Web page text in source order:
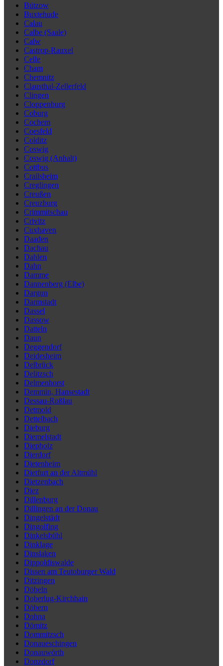
Bützow
Buxtehude
Calau
Calbe (Saale)
Calw
Castrop-Rauxel
Celle
Cham
Chemnitz
Clausthal-Zellerfeld
Clingen
Cloppenburg
Coburg
Cochem
Coesfeld
Colditz
Coswig
Coswig (Anhalt)
Cottbus
Crailsheim
Creglingen
Creußen
Creuzburg
Crimmitschau
Crivitz
Cuxhaven
Daaden
Dachau
Dahlen
Dahn
Damme
Dannenberg (Elbe)
Dargun
Darmstadt
Dassel
Dassow
Datteln
Daun
Deggendorf
Deidesheim
Delbrück
Delitzsch
Delmenhorst
Demmin, Hansestadt
Dessau-Roßlau
Detmold
Dettelbach
Dieburg
Diemelstadt
Diepholz
Dierdorf
Dietenheim
Dietfurt an der Altmühl
Dietzenbach
Diez
Dillenburg
Dillingen an der Donau
Dingelstädt
Dingolfing
Dinkelsbühl
Dinklage
Dinslaken
Dippoldiswalde
Dissen am Teutoburger Wald
Ditzingen
Döbeln
Doberlug-Kirchhain
Döbern
Dohna
Dömitz
Dommitzsch
Donaueschingen
Donauwörth
Donzdorf